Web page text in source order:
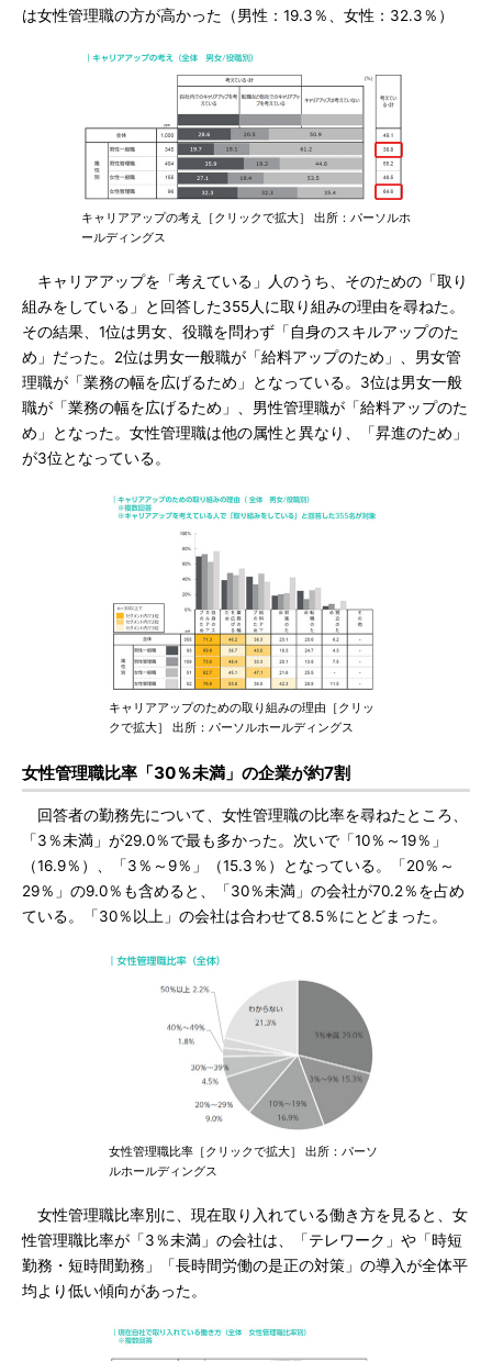
は女性管理職の方が高かった（男性：19.3％、女性：32.3％）
キャリアアップの考え［クリックで拡大］ 出所：パーソルホ
ールディングス
キャリアアップを「考えている」人のうち、そのための「取り
組みをしている」と回答した355人に取り組みの理由を尋ねた。
その結果、1位は男女、役職を問わず「自身のスキルアップのた
め」だった。2位は男女一般職が「給料アップのため」、男女管
理職が「業務の幅を広げるため」となっている。3位は男女一般
職が「業務の幅を広げるため」、男性管理職が「給料アップのた
め」となった。女性管理職は他の属性と異なり、「昇進のため」
が3位となっている。
キャリアアップのための取り組みの理由［クリッ
クで拡大］ 出所：パーソルホールディングス
女性管理職比率「30％未満」の企業が約7割
回答者の勤務先について、女性管理職の比率を尋ねたところ、
「3％未満」が29.0％で最も多かった。次いで「10％～19％」
（16.9％）、「3％～9％」（15.3％）となっている。「20％～
29％」の9.0％も含めると、「30％未満」の会社が70.2％を占め
ている。「30％以上」の会社は合わせて8.5％にとどまった。
女性管理職比率［クリックで拡大］ 出所：パーソ
ルホールディングス
女性管理職比率別に、現在取り入れている働き方を見ると、女
性管理職比率が「3％未満」の会社は、「テレワーク」や「時短
勤務・短時間勤務」「長時間労働の是正の対策」の導入が全体平
均より低い傾向があった。